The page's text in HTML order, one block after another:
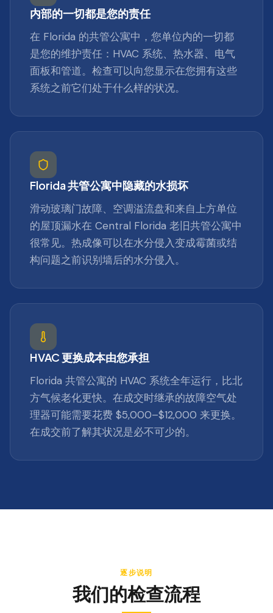
内部的一切都是您的责任
在 Florida 的共管公寓中，您单位内的一切都
是您的维护责任：HVAC 系统、热水器、电气
面板和管道。检查可以向您显示在您拥有这些
系统之前它们处于什么样的状况。
Florida 共管公寓中隐藏的水损坏
滑动玻璃门故障、空调溢流盘和来自上方单位
的屋顶漏水在 Central Florida 老旧共管公寓中
很常见。热成像可以在水分侵入变成霉菌或结
构问题之前识别墙后的水分侵入。
HVAC 更换成本由您承担
Florida 共管公寓的 HVAC 系统全年运行，比北
方气候老化更快。在成交时继承的故障空气处
理器可能需要花费 $5,000–$12,000 来更换。
在成交前了解其状况是必不可少的。
逐步说明
我们的检查流程